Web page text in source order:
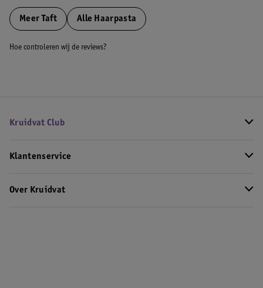
MeerTaft Alle Haarpasta
Hoe controleren wij de reviews?
Kruidvat Club
Klantenservice
Over Kruidvat